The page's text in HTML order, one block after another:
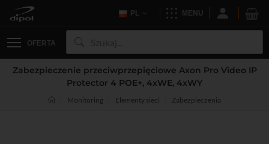
PL MENU
OFERTA
Zabezpieczenie przeciwprzepięciowe Axon Pro Video IP
Protector 4 POE+, 4xWE, 4xWY
Monitoring Elementy sieci Zabezpieczenia